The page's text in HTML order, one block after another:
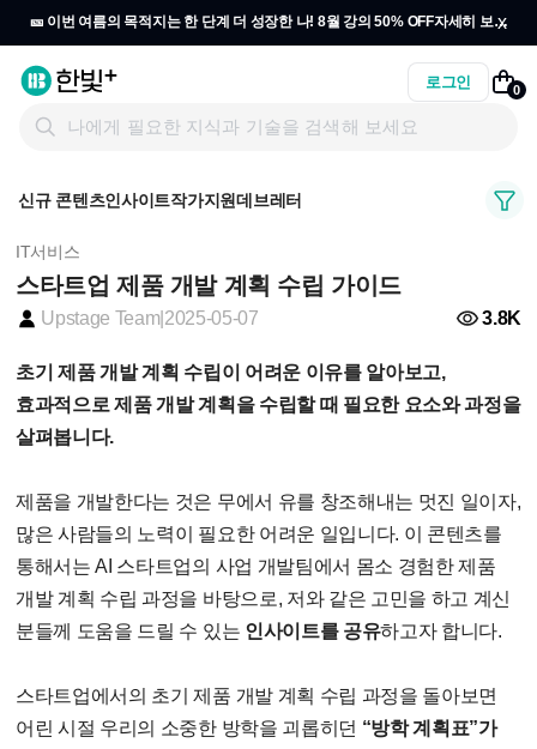
🎫 이번 여름의 목적지는 한 단계 더 성장한 나! 8월 강의 50% OFF자세히 보기
x
로그인 0
신규 콘텐츠인사이트작가지원데브레터
IT서비스
스타트업 제품 개발 계획 수립 가이드
Upstage Team| 2025-05-07 3.8K
초기 제품 개발 계획 수립이 어려운 이유를 알아보고,
효과적으로 제품 개발 계획을 수립할 때 필요한 요소와 과정을
살펴봅니다.
제품을 개발한다는 것은 무에서 유를 창조해내는 멋진 일이자,
많은 사람들의 노력이 필요한 어려운 일입니다. 이 콘텐츠를
통해서는 AI 스타트업의 사업 개발팀에서 몸소 경험한 제품
개발 계획 수립 과정을 바탕으로, 저와 같은 고민을 하고 계신
분들께 도움을 드릴 수 있는 인사이트를 공유하고자 합니다.
스타트업에서의 초기 제품 개발 계획 수립 과정을 돌아보면
어린 시절 우리의 소중한 방학을 괴롭히던 “방학 계획표”가